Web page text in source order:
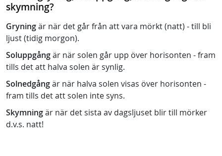
skymning?
Gryningär när det går från att vara mörkt (natt) - till bli
ljust (tidig morgon).
Soluppgångär när solen går upp över horisonten - fram
tills det att halva solen är synlig.
Solnedgångär när halva solen visas över horisonten -
fram tills det att solen inte syns.
Skymningär när det sista av dagsljuset blir till mörker
d.v.s. natt!